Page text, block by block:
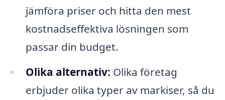
jämföra priser och hitta den mest
kostnadseffektiva lösningen som
passar din budget.
Olika alternativ: Olika företag
erbjuder olika typer av markiser, så du